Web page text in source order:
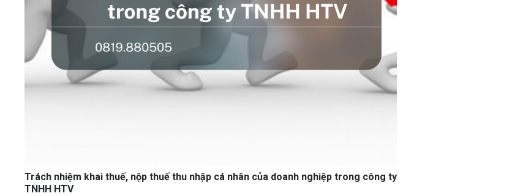
Trách nhiệm khai thuế, nộp thuế thu nhập cá nhân của doanh nghiệp trong công ty
TNHH HTV